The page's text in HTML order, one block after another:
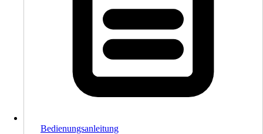
Bedienungsanleitung